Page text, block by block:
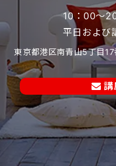
10：00～
平日および
東京都港区南青山5丁目
講